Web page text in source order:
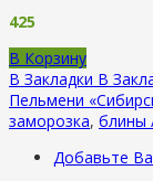
425
В Корзину
В Закладки В
Пельмени
заморозка, блины
Добавьте